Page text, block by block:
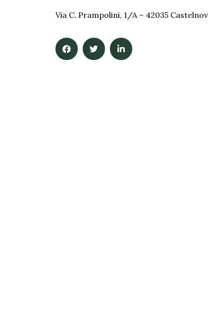
Via C. Prampolini, 1/A – 42035